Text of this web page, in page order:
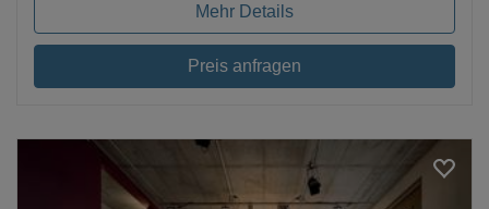
Mehr Details
Preis anfragen